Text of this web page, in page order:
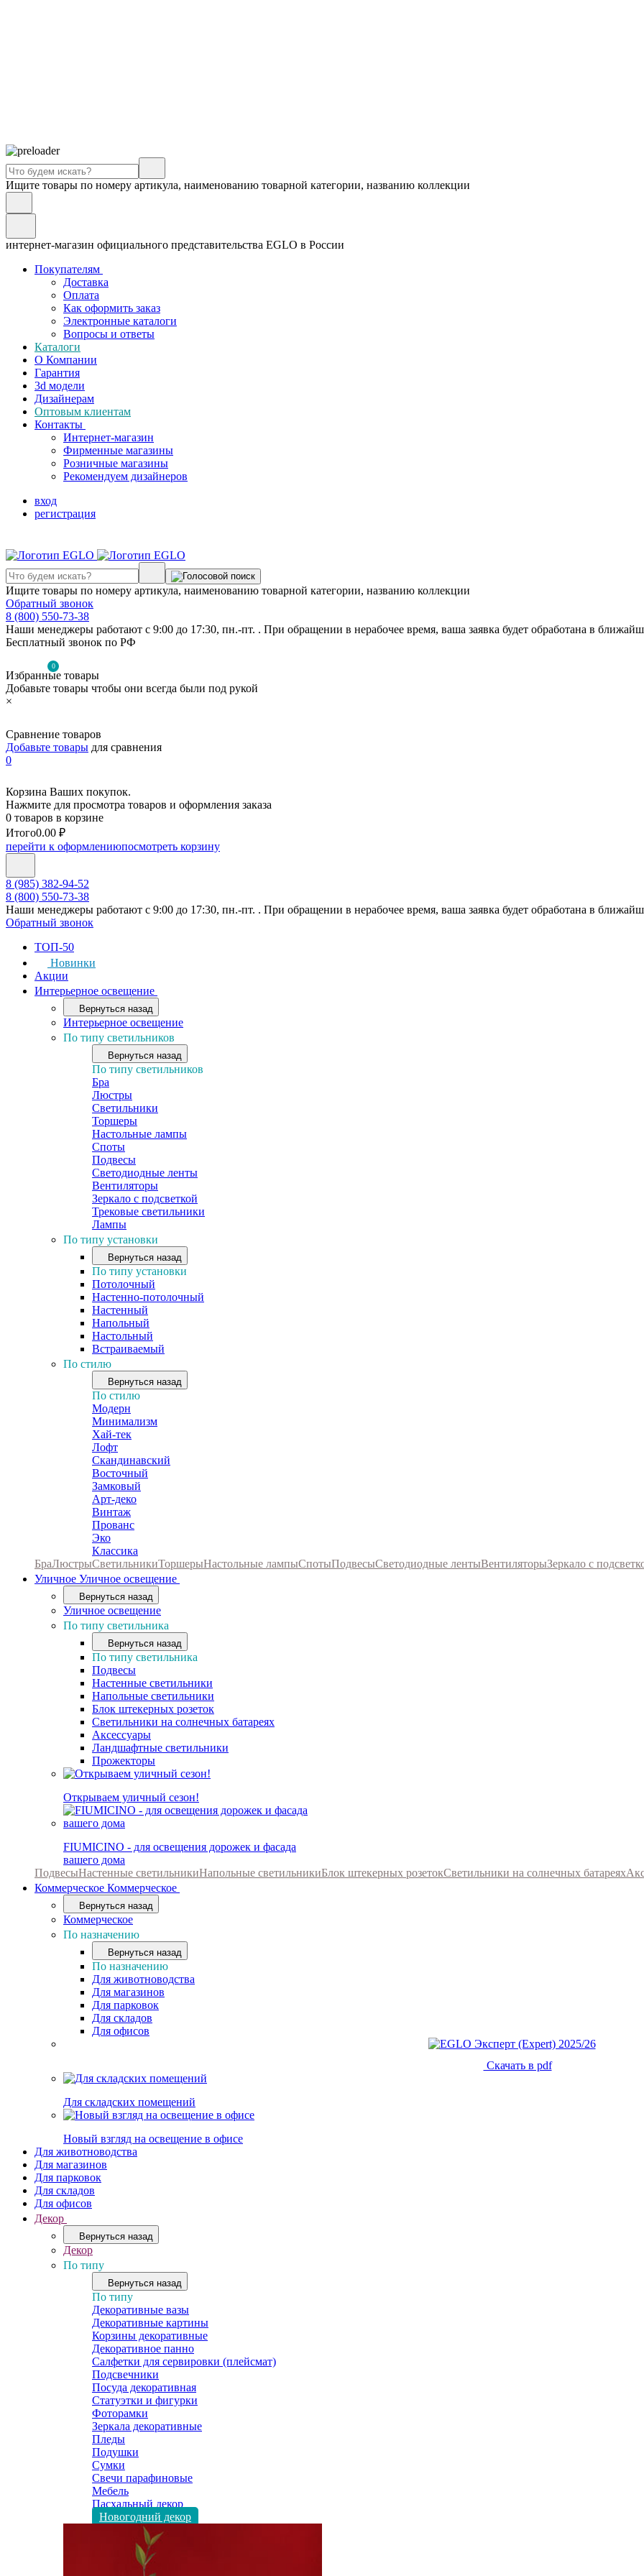
Ищите товары по номеру артикула, наименованию товарной категории, названию коллекции
интернет-магазин официального представительства EGLO в России
Покупателям
Доставка
Оплата
Как оформить заказ
Электронные каталоги
Вопросы и ответы
Каталоги
О Компании
Гарантия
3d модели
Дизайнерам
Оптовым клиентам
Контакты
Интернет-магазин
Фирменные магазины
Розничные магазины
Рекомендуем дизайнеров
вход
регистрация
Ищите товары по номеру артикула, наименованию товарной категории, названию коллекции
Обратный звонок
8 (800) 550-73-38
Наши менеджеры работают с 9:00 до 17:30, пн.-пт. . При обращении в нерабочее время, ваша заявка будет обработана в
Бесплатный звонок по РФ
0
Избранные товары
Добавьте товары чтобы они всегда были под рукой
×
Сравнение товаров
Добавьте товары для сравнения
0
Корзина Ваших покупок.
Нажмите для просмотра товаров и оформления заказа
0 товаров в корзине
Итого0.00 ₽
перейти к оформлениюпосмотреть корзину
8 (985) 382-94-52
8 (800) 550-73-38
Наши менеджеры работают с 9:00 до 17:30, пн.-пт. . При обращении в нерабочее время, ваша заявка будет обработана в
Обратный звонок
ТОП-50
Новинки
Акции
Интерьерное освещение
Вернуться назад
Интерьерное освещение
По типу светильников
Вернуться назад
По типу светильников
Бра
Люстры
Светильники
Торшеры
Настольные лампы
Споты
Подвесы
Светодиодные ленты
Вентиляторы
Зеркало с подсветкой
Трековые светильники
Лампы
По типу установки
Вернуться назад
По типу установки
Потолочный
Настенно-потолочный
Настенный
Напольный
Настольный
Встраиваемый
По стилю
Вернуться назад
По стилю
Модерн
Минимализм
Хай-тек
Лофт
Скандинавский
Восточный
Замковый
Арт-деко
Винтаж
Прованс
Эко
Классика
БраЛюстрыСветильникиТоршерыНастольные лампыСпотыПодвесыСветодиодные лентыВентиляторыЗеркало с
Уличное Уличное освещение
Вернуться назад
Уличное освещение
По типу светильника
Вернуться назад
По типу светильника
Подвесы
Настенные светильники
Напольные светильники
Блок штекерных розеток
Светильники на солнечных батареях
Аксессуары
Ландшафтные светильники
Прожекторы
Открываем уличный сезон!
FIUMICINO - для освещения дорожек и фасада
вашего дома
ПодвесыНастенные светильникиНапольные светильникиБлок штекерных розетокСветильники на солнечных батареях
Коммерческое Коммерческое
Вернуться назад
Коммерческое
По назначению
Вернуться назад
По назначению
Для животноводства
Для магазинов
Для парковок
Для складов
Для офисов
Скачать в pdf
Для складских помещений
Новый взгляд на освещение в офисе
Для животноводства
Для магазинов
Для парковок
Для складов
Для офисов
Декор
Вернуться назад
Декор
По типу
Вернуться назад
По типу
Декоративные вазы
Декоративные картины
Корзины декоративные
Декоративное панно
Салфетки для сервировки (плейсмат)
Подсвечники
Посуда декоративная
Статуэтки и фигурки
Фоторамки
Зеркала декоративные
Пледы
Подушки
Сумки
Свечи парафиновые
Мебель
Пасхальный декор
Новогодний декор